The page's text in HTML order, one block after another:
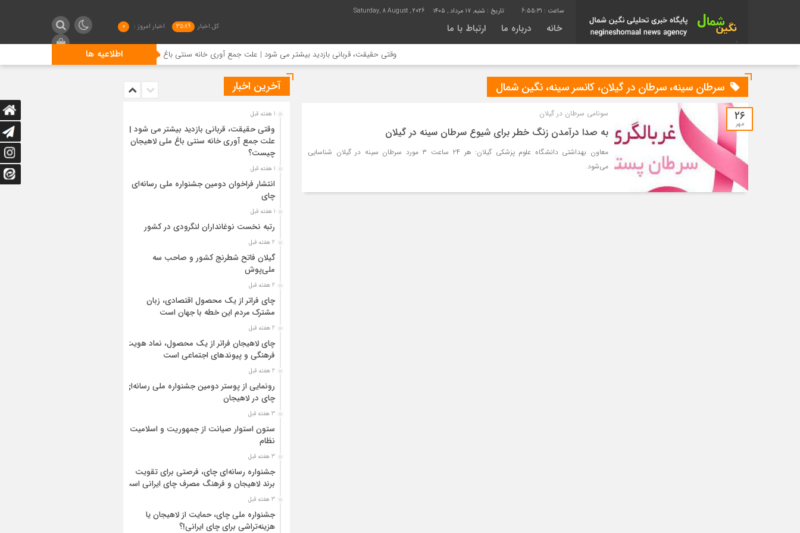
6:55:31 تاریخ : شنبه, ۱۷ مرداد , ۱۴۰۵ Saturday, 8 August , 2026
خانه درباره ما ارتباط با ما کل اخبار 3589 اخبار امروز : 0
اطلاعیه هاوقتی حقیقت، قربانی بازدید بیشتر می شود | علت جمع آوری خانه سنتی باغ ملی لاهیجان چیست؟
سرطان سینه، سرطان در گیلان، کانسر سینه، نگین شمال
۲۶
مهر
سونامی سرطان در گیلان
به صدا درآمدن زنگ خطر برای شیوع سرطان سینه در گیلان
معاون بهداشتی دانشگاه علوم پزشکی گیلان: هر ۲۴ ساعت ۳ مورد سرطان سینه در گیلان شناسایی
می‌شود.
آخرین اخبار
1 هفته قبل
وقتی حقیقت، قربانی بازدید بیشتر می شود |
علت جمع آوری خانه سنتی باغ ملی لاهیجان
چیست؟
1 هفته قبل
انتشار فراخوان دومین جشنواره ملی رسانه‌ای
چای
1 هفته قبل
رتبه نخست نوغانداران لنگرودی در کشور
2 هفته قبل
گیلان فاتح شطرنج کشور و صاحب سه
ملی‌پوش
2 هفته قبل
چای فراتر از یک محصول اقتصادی، زبان
مشترک مردم این خطه با جهان است
2 هفته قبل
چای لاهیجان فراتر از یک محصول، نماد هویت
فرهنگی و پیوندهای اجتماعی است
2 هفته قبل
رونمایی از پوستر دومین جشنواره ملی رسانه‌ای
چای در لاهیجان
3 هفته قبل
ستون استوار صیانت از جمهوریت و اسلامیت
نظام
3 هفته قبل
جشنواره رسانه‌ای چای، فرصتی برای تقویت
برند لاهیجان و فرهنگ مصرف چای ایرانی است
3 هفته قبل
جشنواره ملی چای، حمایت از لاهیجان یا
هزینه‌تراشی برای چای ایرانی!؟